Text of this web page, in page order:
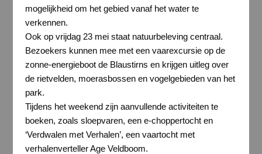
mogelijkheid om het gebied vanaf het water te
verkennen.
Ook op vrijdag 23 mei staat natuurbeleving centraal.
Bezoekers kunnen mee met een vaarexcursie op de
zonne-energieboot de Blaustirns en krijgen uitleg over
de rietvelden, moerasbossen en vogelgebieden van het
park.
Tijdens het weekend zijn aanvullende activiteiten te
boeken, zoals sloepvaren, een e-choppertocht en
‘Verdwalen met Verhalen’, een vaartocht met
verhalenverteller Age Veldboom.